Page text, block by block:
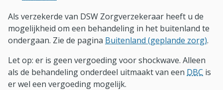
Als verzekerde van DSW Zorgverzekeraar heeft u de
mogelijkheid om een behandeling in het buitenland te
ondergaan. Zie de pagina Buitenland (geplande zorg).
Let op: er is geen vergoeding voor shockwave. Alleen
als de behandeling onderdeel uitmaakt van een DBC is
er wel een vergoeding mogelijk.